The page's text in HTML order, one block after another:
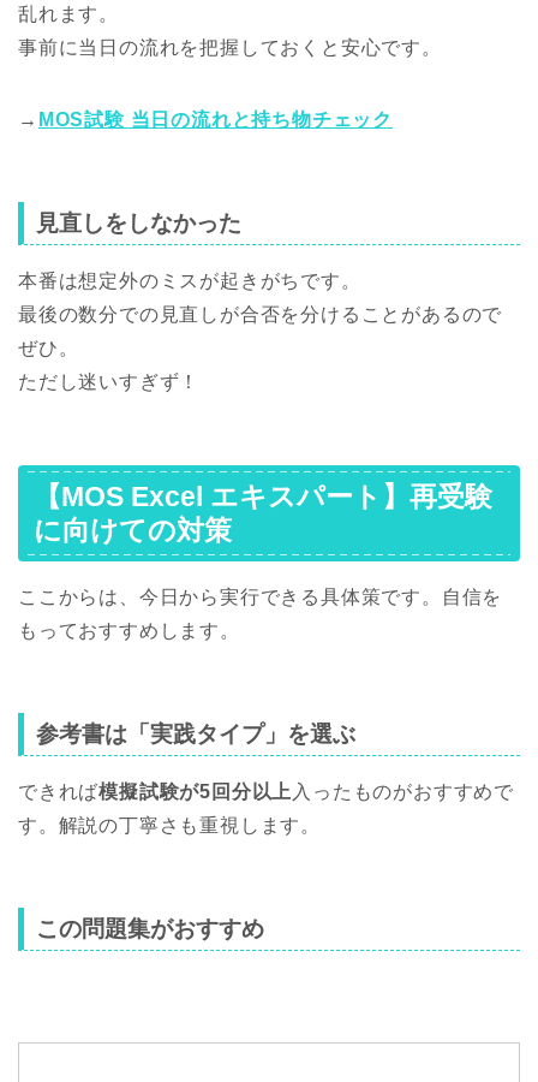
乱れます。
事前に当日の流れを把握しておくと安心です。
→ MOS試験 当日の流れと持ち物チェック
見直しをしなかった
本番は想定外のミスが起きがちです。
最後の数分での見直しが合否を分けることがあるので
ぜひ。
ただし迷いすぎず！
【MOS Excel エキスパート】再受験
に向けての対策
ここからは、今日から実行できる具体策です。自信を
もっておすすめします。
参考書は「実践タイプ」を選ぶ
できれば模擬試験が5回分以上 入ったものがおすすめで
す。解説の丁寧さも重視します。
この問題集がおすすめ